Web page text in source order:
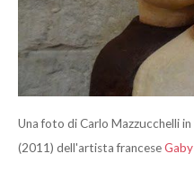
Una foto di Carlo Mazzucchelli
(2011) dell'artista francese